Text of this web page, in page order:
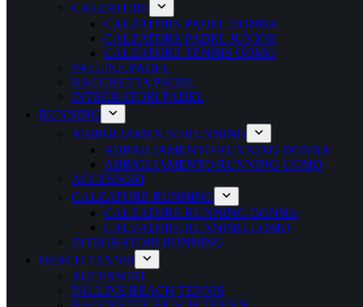
CALZATURE
CALZATURE PADEL DONNA
CALZATURE PADEL JUNIOR
CALZATURE TENNIS UOMO
PALLINE PADEL
RACCHETTA PADEL
INTEGRATORI PADEL
RUNNING
ABBIGLIAMENTO RUNNING
ABBIGLIAMENTO RUNNING DONNA
ABBIGLIAMENTO RUNNING UOMO
ACCESSORI
CALZATURE RUNNING
CALZATURE RUNNING DONNA
CALZATURE RUNNING UOMO
INTEGRATORI RUNNING
BEACH TENNIS
ACCESSORI
PALLINE BEACH TENNIS